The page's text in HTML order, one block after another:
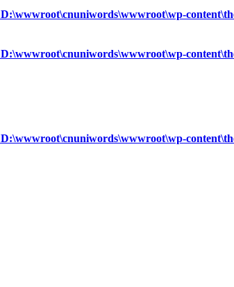
D:\wwwroot\cnuniwords\wwwroot\wp-
D:\wwwroot\cnuniwords\wwwroot\wp-
D:\wwwroot\cnuniwords\wwwroot\wp-